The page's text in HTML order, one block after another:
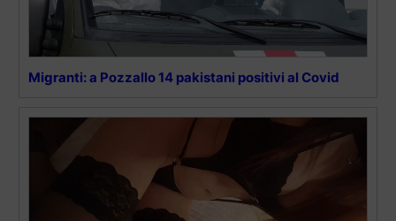
Migranti: a Pozzallo 14 pakistani positivi al Covid